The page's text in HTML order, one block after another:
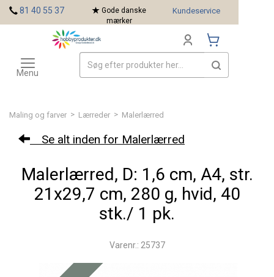
Maling og farver > Lærreder > Malerlærred
Se alt inden for Malerlærred
Malerlærred, D: 1,6 cm, A4, str.
21x29,7 cm, 280 g, hvid, 40
stk./ 1 pk.
Varenr.: 25737
81 40 55 37
Gode danske
mærker
Kundeservice
Toggle
navigation
Menu
Mærker